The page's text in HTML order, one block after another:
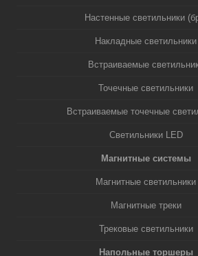
Настенные светильники
Накладные светильники
Встраиваемые
Точечные светильники
Встраиваемые точечные
Светильники LED
Магнитные системы
Магнитные светильники
Магнитные треки
Трековые светильники
Напольные торшеры